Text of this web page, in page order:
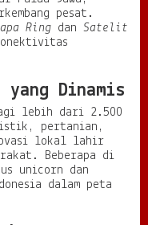
pesat.
Ring dan Satelit
Dinamis
lebih dari 2.500
pertanian,
lokal lahir
Beberapa di
unicorn dan
dalam peta